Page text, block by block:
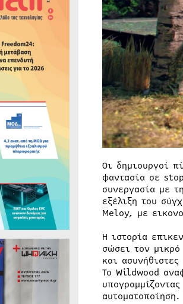
Οι δημιουργοί
φαντασία σε
συνεργασία με
εξέλιξη του
Meloy, με
Η ιστορία
σώσει τον
και
Το Wildwood
αυτοματοποίηση.